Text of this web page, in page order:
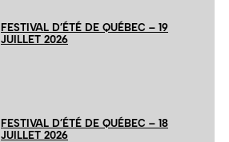
FESTIVAL D’ÉTÉ DE QUÉBEC – 19
JUILLET 2026
FESTIVAL D’ÉTÉ DE QUÉBEC – 18
JUILLET 2026